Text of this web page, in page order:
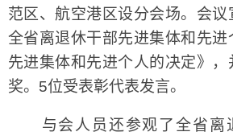
范区、航空港区设分会场。会
全省离退休干部先进集体和先
先进集体和先进个人的决定》
奖。5位受表彰代表发言。
与会人员还参观了全省离